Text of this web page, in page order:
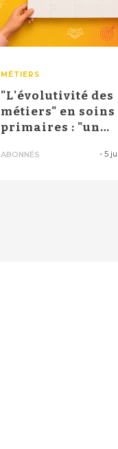
MÉTIERS
"L'évolutivité des
métiers" en soins
primaires : "un
ABONNÉS - 5